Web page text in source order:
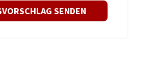
SENDEN